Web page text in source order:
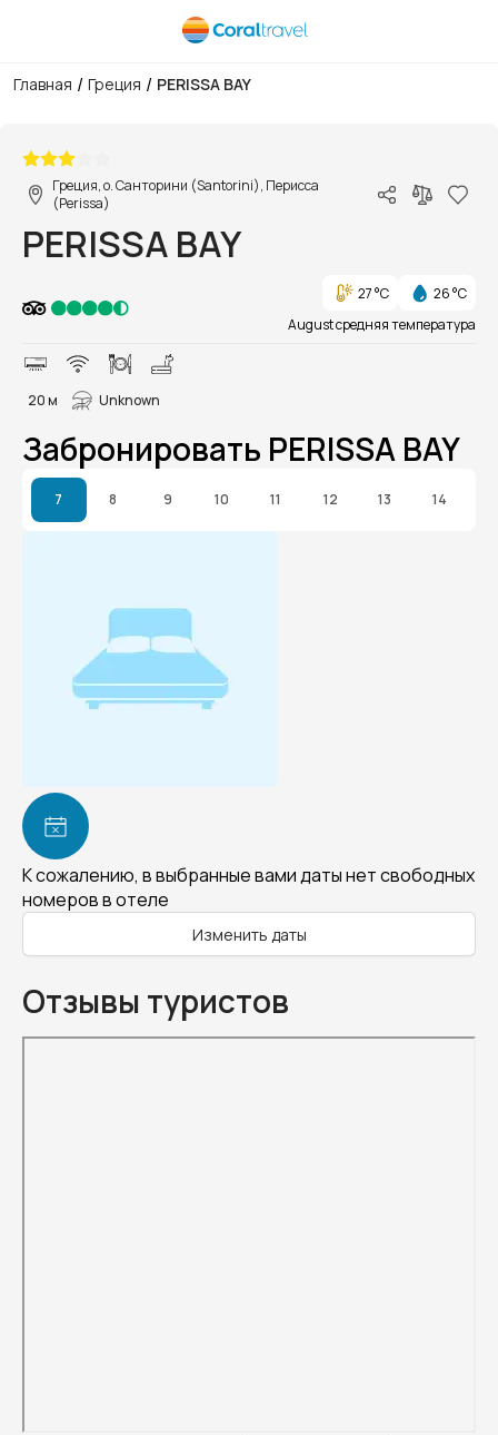
Главная / Греция / PERISSA BAY
Греция, о. Санторини (Santorini), Перисса
(Perissa)
PERISSA BAY
27 °C
26 °C
August средняя температура
20 м Unknown
Забронировать PERISSA BAY
7 8 9 10 11 12 13 14
К сожалению, в выбранные вами даты нет свободных
номеров в отеле
Изменить даты
Отзывы туристов